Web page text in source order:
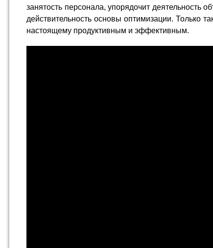
занятость персонала, упорядочит деятельность
действительность основы оптимизации. Только
настоящему продуктивным и эффективным.